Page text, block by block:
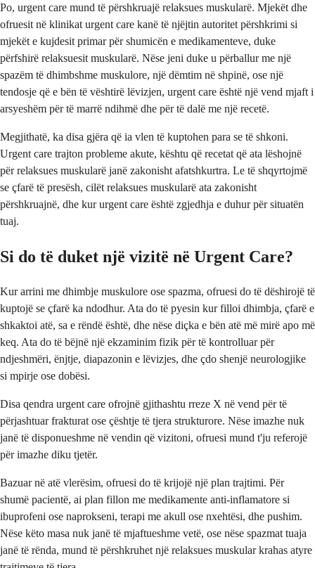
Po, urgent care mund të përshkruajë relaksues muskularë. Mjekët dhe
ofruesit në klinikat urgent care kanë të njëjtin autoritet përshkrimi si
mjekët e kujdesit primar për shumicën e medikamenteve, duke
përfshirë relaksuesit muskularë. Nëse jeni duke u përballur me një
spazëm të dhimbshme muskulore, një dëmtim në shpinë, ose një
tendosje që e bën të vështirë lëvizjen, urgent care është një vend mjaft i
arsyeshëm për të marrë ndihmë dhe për të dalë me një recetë.
Megjithatë, ka disa gjëra që ia vlen të kuptohen para se të shkoni.
Urgent care trajton probleme akute, kështu që recetat që ata lëshojnë
për relaksues muskularë janë zakonisht afatshkurtra. Le të shqyrtojmë
se çfarë të presësh, cilët relaksues muskularë ata zakonisht
përshkruajnë, dhe kur urgent care është zgjedhja e duhur për situatën
tuaj.
Si do të duket një vizitë në Urgent Care?
Kur arrini me dhimbje muskulore ose spazma, ofruesi do të dëshirojë të
kuptojë se çfarë ka ndodhur. Ata do të pyesin kur filloi dhimbja, çfarë e
shkaktoi atë, sa e rëndë është, dhe nëse diçka e bën atë më mirë apo më
keq. Ata do të bëjnë një ekzaminim fizik për të kontrolluar për
ndjeshmëri, ënjtje, diapazonin e lëvizjes, dhe çdo shenjë neurologjike
si mpirje ose dobësi.
Disa qendra urgent care ofrojnë gjithashtu rreze X në vend për të
përjashtuar frakturat ose çështje të tjera strukturore. Nëse imazhe nuk
janë të disponueshme në vendin që vizitoni, ofruesi mund t'ju referojë
për imazhe diku tjetër.
Bazuar në atë vlerësim, ofruesi do të krijojë një plan trajtimi. Për
shumë pacientë, ai plan fillon me medikamente anti-inflamatore si
ibuprofeni ose naprokseni, terapi me akull ose nxehtësi, dhe pushim.
Nëse këto masa nuk janë të mjaftueshme vetë, ose nëse spazmat tuaja
janë të rënda, mund të përshkruhet një relaksues muskular krahas atyre